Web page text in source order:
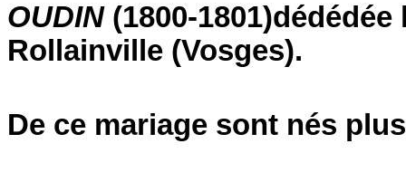
OUDIN(1800-1801)dédédée
Rollainville (Vosges).
De ce mariage sont nés